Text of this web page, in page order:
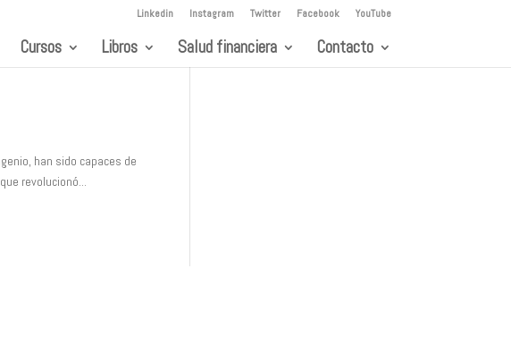
Linkedin Instagram Twitter Facebook YouTube
Cursos Libros Salud financiera Contacto
han sido capaces de
revolucionó...